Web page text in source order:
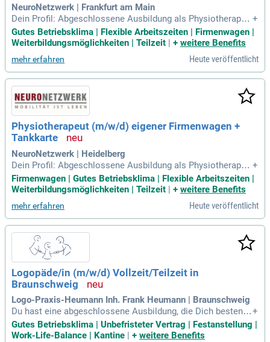
NeuroNetzwerk | Frankfurt am Main
Dein Profil: Abgeschlossene Ausbildung als Physiotherapeu
t:in (m/w/d); Berufserlaubnis in Deutschland; Frisch examini
erte Therapeut:innensind herzlich willkommen!
+
Gutes Betriebsklima | Flexible Arbeitszeiten | Firmenwagen |
Weiterbildungsmöglichkeiten | Teilzeit
+ weitere Benefits
mehr erfahren Heute veröffentlicht
Physiotherapeut (m/w/d) eigener Firmenwagen +
Tankkarte
NeuroNetzwerk | Heidelberg
Dein Profil: Abgeschlossene Ausbildung als Physiotherapeu
t:in (m/w/d); Berufserlaubnis in Deutschland; Frisch examini
erte Therapeut:innensind herzlich willkommen!
+
Firmenwagen | Gutes Betriebsklima | Flexible Arbeitszeiten |
Weiterbildungsmöglichkeiten | Teilzeit | + weitere Benefits
mehr erfahren Heute veröffentlicht
Logopäde/in (m/w/d) Vollzeit/Teilzeit in
Braunschweig
Logo-Praxis-Heumann Inh. Frank Heumann | Braunschweig
Du hast eine abgeschlossene Ausbildung, die Dich bestens
auf Deine Aufgaben als Logopäde/Logopädin vorbereitet ha
t (Logopäde, staatlich anerkannter Sprachtherapeut, staatlic
+
Gutes Betriebsklima | Unbefristeter Vertrag | Festanstellung |
Work-Life-Balance | Kantine | + weitere Benefits